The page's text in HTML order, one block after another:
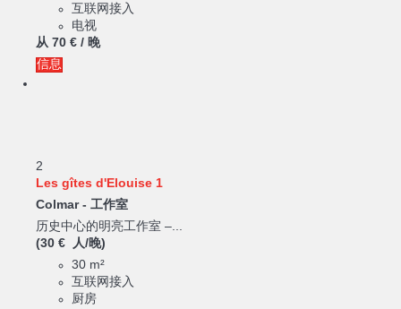
互联网接入
电视
从 70 € / 晚
信息
2
Les gîtes d'Elouise 1
Colmar - 工作室
历史中心的明亮工作室 –...
(30 € 人/晚)
30 m²
互联网接入
厨房